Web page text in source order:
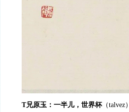
T兄原玉：一半儿，世界杯（talvez）